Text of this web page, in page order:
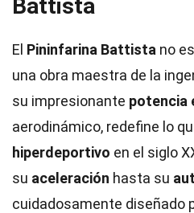
Battista
El Pininfarina Battista no
una obra maestra de la
su impresionante potencia
aerodinámico, redefine lo
hiperdeportivo en el siglo
su aceleración hasta su
cuidadosamente diseñado